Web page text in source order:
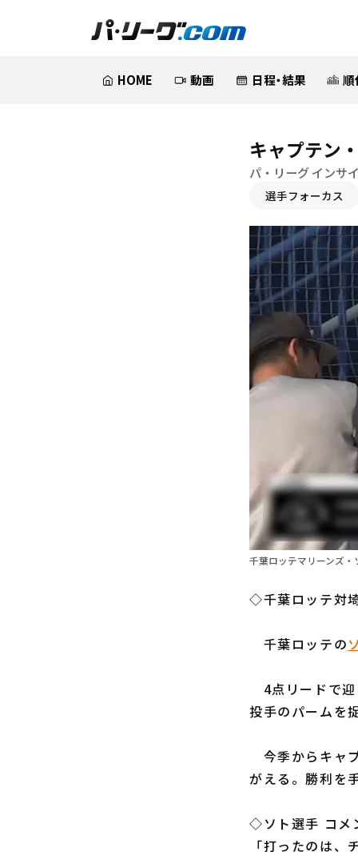
HOME 動画 日程・結果 順
キャプテン
パ・リーグ インサ
選手フォーカス
千葉ロッテマリーンズ
◇千葉ロッテ対
千葉ロッテの
4点リードで迎
投手のパームを
今季からキャ
がえる。勝利を
◇ソト選手 コメ
「打ったのは